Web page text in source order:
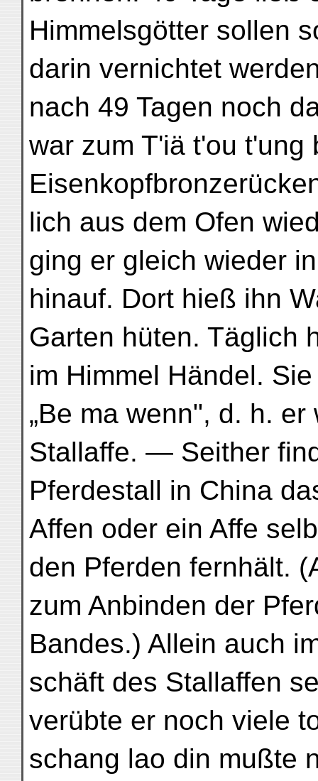
Himmelsgötter sollen
darin vernichtet
nach 49 Tagen noch
war zum T'iä t'ou t'ung
lich aus dem Ofen
ging er gleich wieder
hinauf. Dort hieß ihn
Garten hüten. Täglich
im Himmel Händel.
„Be ma wenn", d. h. er
Stallaffe. — Seither
Pferdestall in China
Affen oder ein Affe
den Pferden fernhält.
zum Anbinden der
Bandes.) Allein auch
schäft des Stallaffen
verübte er noch viele
schang lao din mußte